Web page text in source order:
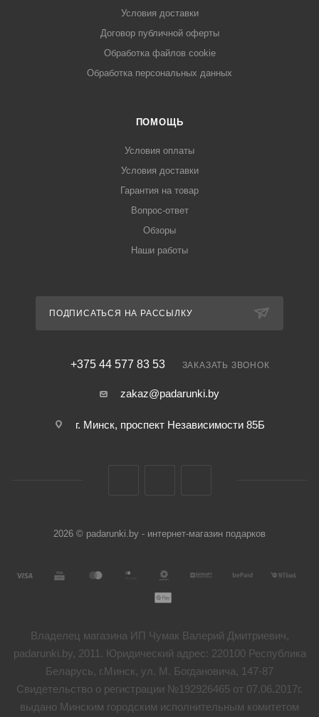
Условия доставки
Договор публичной оферты
Обработка файлов cookie
Обработка персональных данных
ПОМОЩЬ
Условия оплаты
Условия доставки
Гарантия на товар
Вопрос-ответ
Обзоры
Наши работы
ПОДПИСАТЬСЯ НА РАССЫЛКУ
+375 44 577 83 53 ЗАКАЗАТЬ ЗВОНОК
zakaz@padarunki.by
г. Минск, проспект Независимости 85Б
2026 © padarunki.by - интернет-магазин подарков
Владелец магазина ИП Чумак Валерий Дмитриевич,
padarunki.by, 2011. Юридический адрес: 220100 Республика
Беларусь, г.Минск, ул. М. Богдановича, 147-87
Свидетельство о регистрации №192926465 от 07.06.2017г.
выдано Минским городским исполнительным комитетом